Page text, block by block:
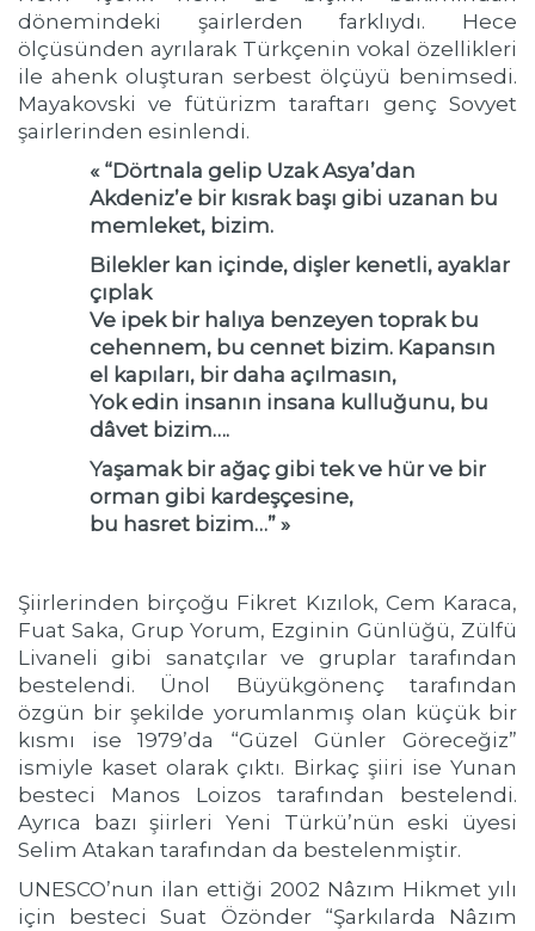
dönemindeki şairlerden farklıydı. Hece
ölçüsünden ayrılarak Türkçenin vokal özellikleri
ile ahenk oluşturan serbest ölçüyü benimsedi.
Mayakovski ve fütürizm taraftarı genç Sovyet
şairlerinden esinlendi.
« “Dörtnala gelip Uzak Asya’dan
Akdeniz’e bir kısrak başı gibi uzanan bu
memleket, bizim.
Bilekler kan içinde, dişler kenetli, ayaklar
çıplak
Ve ipek bir halıya benzeyen toprak bu
cehennem, bu cennet bizim. Kapansın
el kapıları, bir daha açılmasın,
Yok edin insanın insana kulluğunu, bu
dâvet bizim….
Yaşamak bir ağaç gibi tek ve hür ve bir
orman gibi kardeşçesine,
bu hasret bizim…” »
Şiirlerinden birçoğu Fikret Kızılok, Cem Karaca,
Fuat Saka, Grup Yorum, Ezginin Günlüğü, Zülfü
Livaneli gibi sanatçılar ve gruplar tarafından
bestelendi. Ünol Büyükgönenç tarafından
özgün bir şekilde yorumlanmış olan küçük bir
kısmı ise 1979’da “Güzel Günler Göreceğiz”
ismiyle kaset olarak çıktı. Birkaç şiiri ise Yunan
besteci Manos Loizos tarafından bestelendi.
Ayrıca bazı şiirleri Yeni Türkü’nün eski üyesi
Selim Atakan tarafından da bestelenmiştir.
UNESCO’nun ilan ettiği 2002 Nâzım Hikmet yılı
için besteci Suat Özönder “Şarkılarda Nâzım